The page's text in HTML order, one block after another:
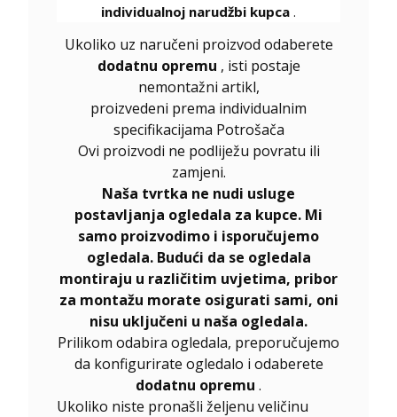
individualnoj narudžbi kupca .
Ukoliko uz naručeni proizvod odaberete
dodatnu opremu , isti postaje
nemontažni artikl,
proizvedeni prema individualnim
specifikacijama Potrošača
Ovi proizvodi ne podliježu povratu ili
zamjeni.
Naša tvrtka ne nudi usluge
postavljanja ogledala za kupce. Mi
samo proizvodimo i isporučujemo
ogledala. Budući da se ogledala
montiraju u različitim uvjetima, pribor
za montažu morate osigurati sami, oni
nisu uključeni u naša ogledala.
Prilikom odabira ogledala, preporučujemo
da konfigurirate ogledalo i odaberete
dodatnu opremu .
Ukoliko niste pronašli željenu veličinu